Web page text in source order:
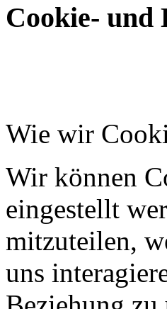
Cookie- und
Wie wir
Wir können
eingestellt
mitzuteilen,
uns